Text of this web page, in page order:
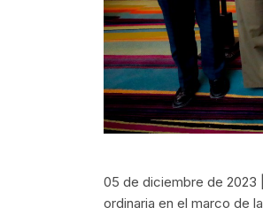
05 de diciembre de 2023 |
ordinaria en el marco de la